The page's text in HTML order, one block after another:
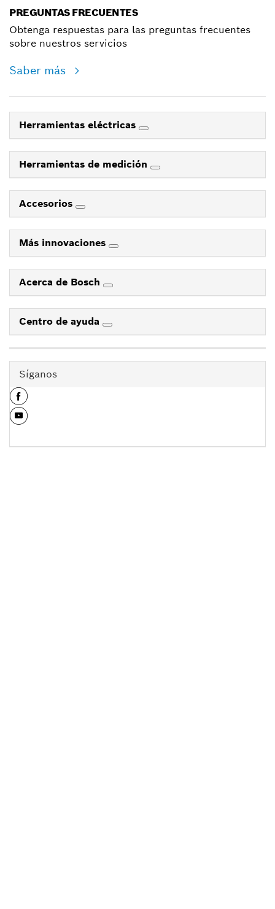
PREGUNTAS FRECUENTES
Obtenga respuestas para las preguntas frecuentes
sobre nuestros servicios
Saber más
Herramientas eléctricas
Herramientas de medición
Accesorios
Más innovaciones
Acerca de Bosch
Centro de ayuda
Síganos